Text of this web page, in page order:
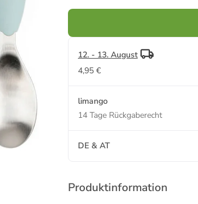
12. - 13. August
4,95 €
limango
14 Tage Rückgaberecht
DE & AT
Produktinformation